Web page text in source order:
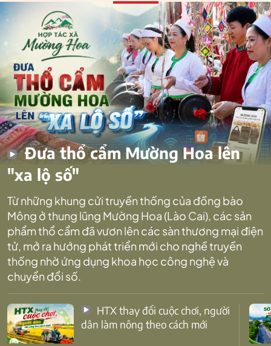
Đưa thổ cẩm Mường Hoa lên
"xa lộ số"
Từ những khung cửi truyền thống của đồng bào
Mông ở thung lũng Mường Hoa (Lào Cai), các sản
phẩm thổ cẩm đã vươn lên các sàn thương mại điện
tử, mở ra hướng phát triển mới cho nghề truyền
thống nhờ ứng dụng khoa học công nghệ và
chuyển đổi số.
dân làm nông theo cách mới